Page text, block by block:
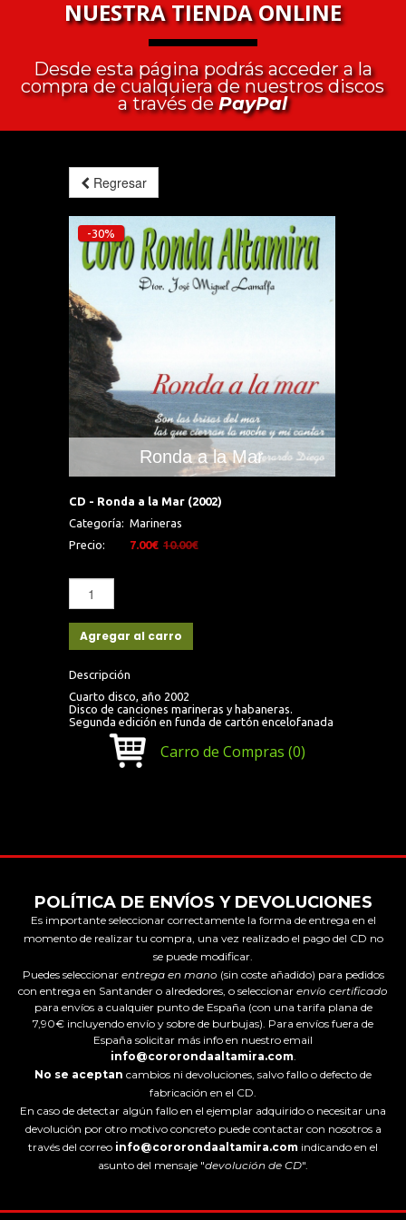
NUESTRA TIENDA ONLINE
Desde esta página podrás acceder a la
compra de cualquiera de nuestros discos
a través dePayPal
Regresar
-30%
Ronda a la Mar
CD - Ronda a la Mar (2002)
Categoría: Marineras
Precio:
7.00€ 10.00€
Agregar al carro
Descripción
Cuarto disco, año 2002
Disco de canciones marineras y habaneras.
Segunda edición en funda de cartón encelofanada
Carro de Compras (0)
POLÍTICA DE ENVÍOS Y DEVOLUCIONES
Es importante seleccionar correctamente la forma de entrega en el
momento de realizar tu compra, una vez realizado el pago del CD no
se puede modificar.
Puedes seleccionar entrega en mano (sin coste añadido) para pedidos
con entrega en Santander o alrededores, o seleccionar envío certificado
para envíos a cualquier punto de España (con una tarifa plana de
7,90€ incluyendo envío y sobre de burbujas). Para envíos fuera de
España solicitar más info en nuestro email
info@cororondaaltamira.com.
No se aceptan cambios ni devoluciones, salvo fallo o defecto de
fabricación en el CD.
En caso de detectar algún fallo en el ejemplar adquirido o necesitar una
devolución por otro motivo concreto puede contactar con nosotros a
través del correo info@cororondaaltamira.com indicando en el
asunto del mensaje "devolución de CD".